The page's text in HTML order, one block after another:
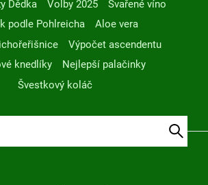
Dědka
Volby 2025
Svařené víno
podle Pohlreicha
Aloe vera
Výpočet ascendentu
knedlíky
Nejlepší palačinky
Švestkový koláč